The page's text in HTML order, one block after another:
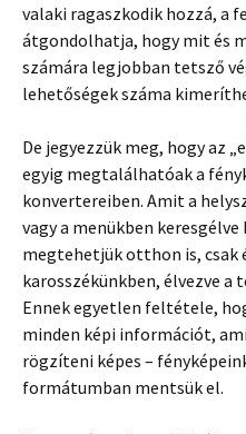
valaki ragaszkodik hozzá, a
átgondolhatja, hogy mit és
számára legjobban tetsző
lehetőségek száma
De jegyezzük meg, hogy az
egyig megtalálhatóak a
konvertereiben. Amit a
vagy a menükben
megtehetjük otthon is, csak
karosszékünkben, élvezve a
Ennek egyetlen feltétele,
minden képi információt,
rögzíteni képes –
formátumban mentsük el.